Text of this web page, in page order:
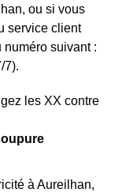
ou si vous
service client
suivant :
7).
les XX contre
à Aureilhan,